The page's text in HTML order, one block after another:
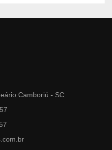
Camboriú - SC